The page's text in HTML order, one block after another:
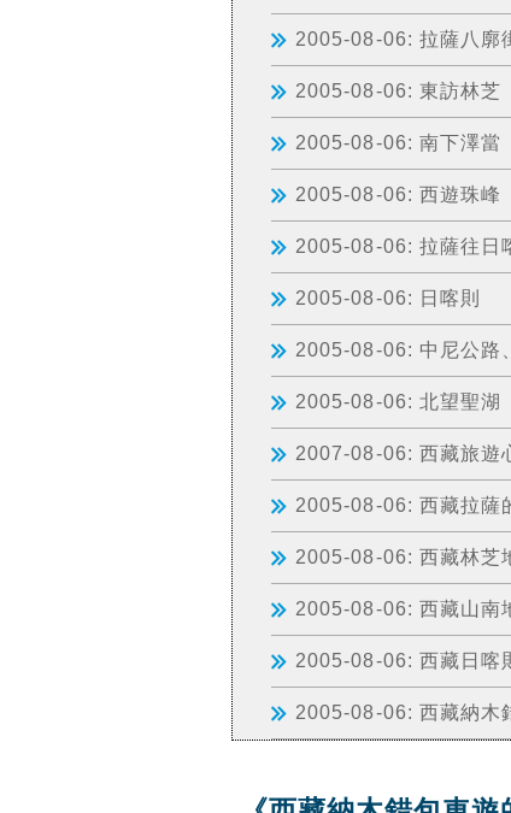
2005-08-06: 拉薩八廓
2005-08-06: 東訪林芝
2005-08-06: 南下澤當
2005-08-06: 西遊珠峰
2005-08-06: 拉薩往日
2005-08-06: 日喀則
2005-08-06: 中尼公路
2005-08-06: 北望聖湖
2007-08-06: 西藏旅遊
2005-08-06: 西藏拉薩
2005-08-06: 西藏林芝
2005-08-06: 西藏山南
2005-08-06: 西藏日喀
2005-08-06: 西藏納木